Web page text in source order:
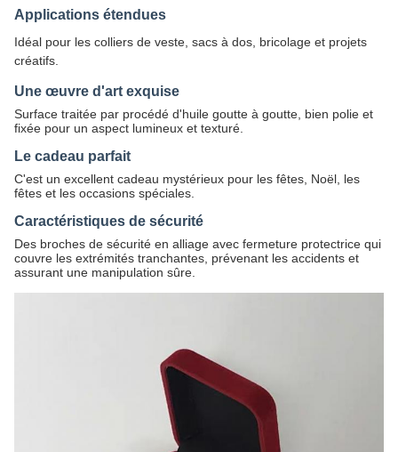
Applications étendues
Idéal pour les colliers de veste, sacs à dos, bricolage et projets
créatifs.
Une œuvre d'art exquise
Surface traitée par procédé d'huile goutte à goutte, bien polie et
fixée pour un aspect lumineux et texturé.
Le cadeau parfait
C'est un excellent cadeau mystérieux pour les fêtes, Noël, les
fêtes et les occasions spéciales.
Caractéristiques de sécurité
Des broches de sécurité en alliage avec fermeture protectrice qui
couvre les extrémités tranchantes, prévenant les accidents et
assurant une manipulation sûre.